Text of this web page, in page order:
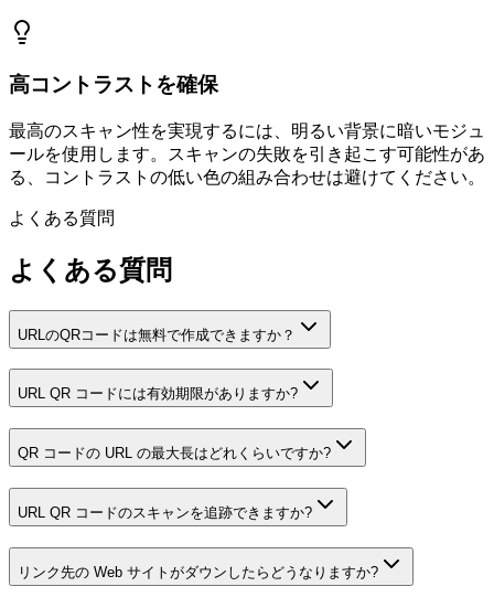
高コントラストを確保
最高のスキャン性を実現するには、明るい背景に暗いモジュ
ールを使用します。スキャンの失敗を引き起こす可能性があ
る、コントラストの低い色の組み合わせは避けてください。
よくある質問
よくある質問
URLのQRコードは無料で作成できますか？
URL QR コードには有効期限がありますか?
QR コードの URL の最大長はどれくらいですか?
URL QR コードのスキャンを追跡できますか?
リンク先の Web サイトがダウンしたらどうなりますか?